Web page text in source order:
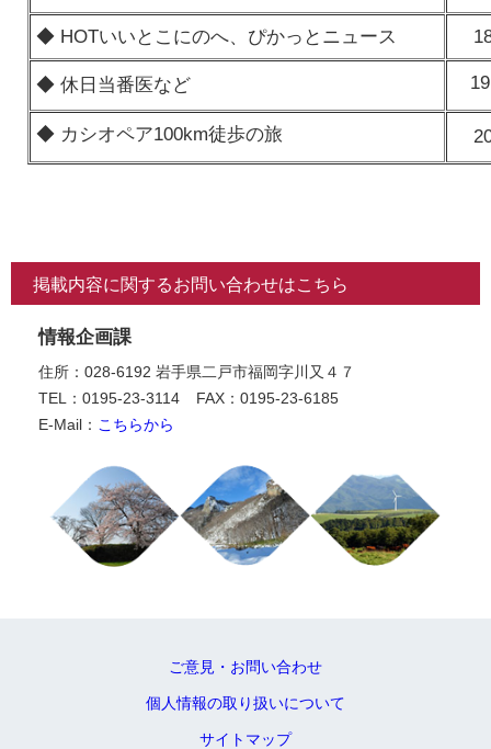
◆ HOTいいとこにのへ、ぴかっとニュース
◆ 休日当番医など 19
◆ カシオペア100km徒歩の旅
掲載内容に関するお問い合わせはこちら
情報企画課
住所：028-6192 岩手県二戸市福岡字川又４７
TEL：0195-23-3114
FAX：0195-23-6185
E-Mail： こちらから
ご意見・お問い合わせ
個人情報の取り扱いについて
サイトマップ